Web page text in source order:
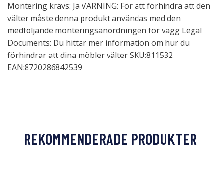
Montering krävs: Ja VARNING: För att förhindra att den
välter måste denna produkt användas med den
medföljande monteringsanordningen för vägg Legal
Documents: Du hittar mer information om hur du
förhindrar att dina möbler välter SKU:811532
EAN:8720286842539
REKOMMENDERADE PRODUKTER